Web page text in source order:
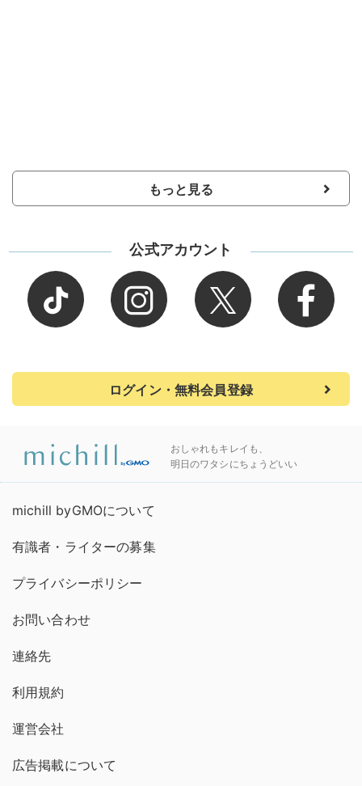
もっと見る
公式アカウント
ログイン・無料会員登録
おしゃれもキレイも、
明日のワタシにちょうどいい
michill byGMOについて
有識者・ライターの募集
プライバシーポリシー
お問い合わせ
連絡先
利用規約
運営会社
広告掲載について